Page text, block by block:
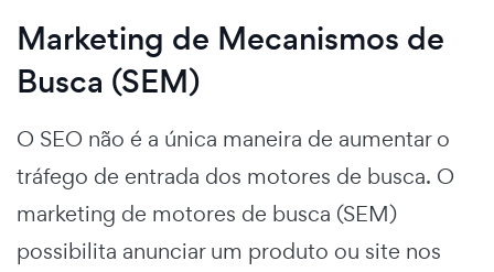
Marketing de Mecanismos de
Busca (SEM)
O SEO não é a única maneira de aumentar o
tráfego de entrada dos motores de busca. O
marketing de motores de busca (SEM)
possibilita anunciar um produto ou site nos